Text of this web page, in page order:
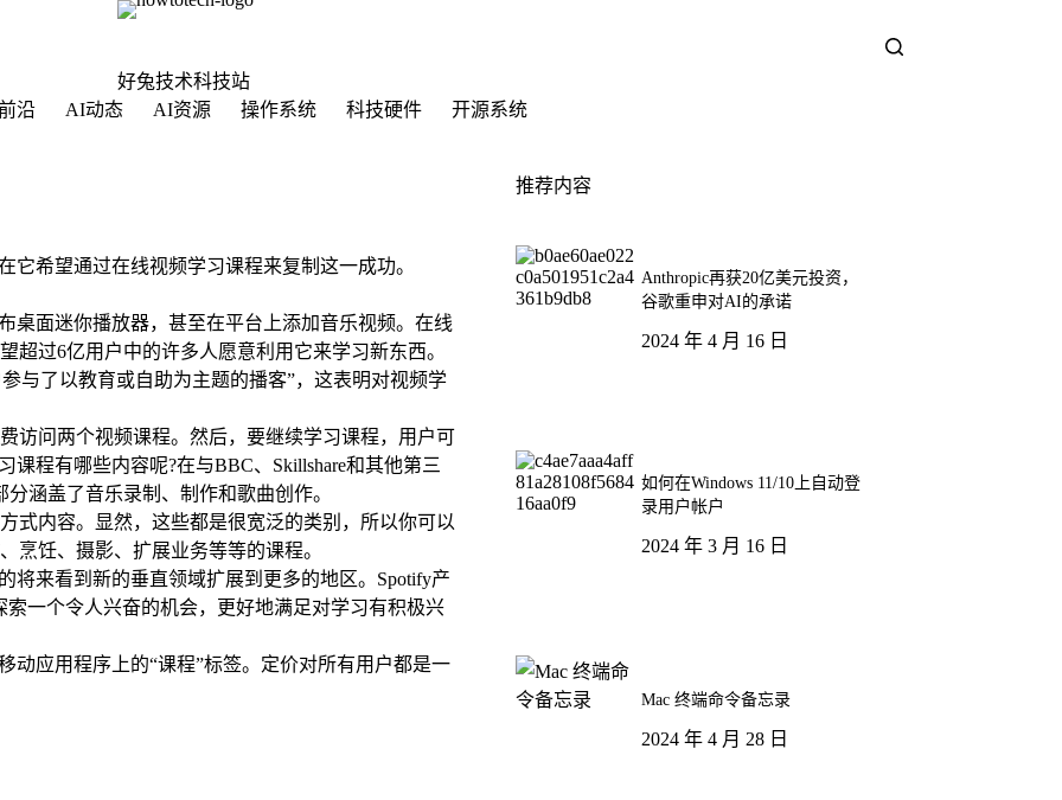
好兔技术科技站
沿 AI动态 AI资源 操作系统 科技硬件
开源系统
它希望通过在线视频学习课程来复制这一成功。
桌面迷你播放器，甚至在平台上添加音乐视频。在线
过6亿用户中的许多人愿意利用它来学习新东西。
与了以教育或自助为主题的播客”，这表明对视频学
访问两个视频课程。然后，要继续学习课程，用户可
程有哪些内容呢?在与BBC、Skillshare和其他第三
涵盖了音乐录制、制作和歌曲创作。
式内容。显然，这些都是很宽泛的类别，所以你可以
烹饪、摄影、扩展业务等等的课程。
将来看到新的垂直领域扩展到更多的地区。Spotify产
索一个令人兴奋的机会，更好地满足对学习有积极兴
动应用程序上的“课程”标签。定价对所有用户都是一
推荐内容
Anthropic再获20亿美元投资，
谷歌重申对AI的承诺
2024 年 4 月 16 日
如何在Windows 11/10上自动登
录用户帐户
2024 年 3 月 16 日
Mac 终端命令备忘录
2024 年 4 月 28 日